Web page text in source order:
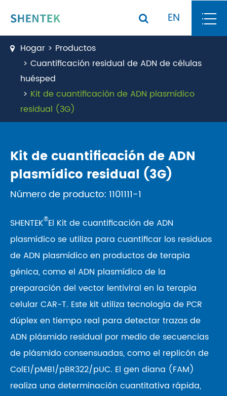
EN
Hogar
Productos
Cuantificación residual de ADN de células
huésped
Kit de cuantificación de ADN plasmídico
residual (3G)
Kit de cuantificación de ADN
plasmídico residual (3G)
Número de producto: 1101111-1
SHENTEK®El Kit de cuantificación de ADN
plasmídico se utiliza para cuantificar los residuos
de ADN plasmídico en productos de terapia
génica, como el ADN plasmídico de la
preparación del vector lentiviral en la terapia
celular CAR-T. Este kit utiliza tecnología de PCR
dúplex en tiempo real para detectar trazas de
ADN plásmido residual por medio de secuencias
de plásmido consensuadas, como el replicón de
ColE1/pMB1/pBR322/pUC. El gen diana (FAM)
realiza una determinación cuantitativa rápida,